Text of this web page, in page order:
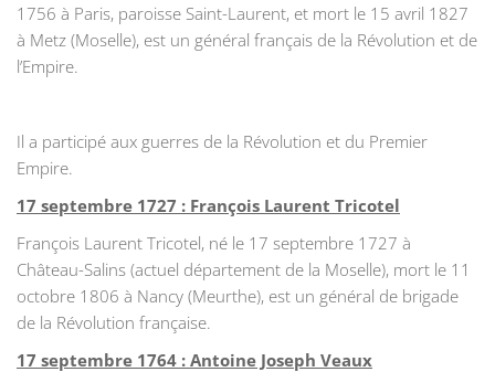
1756 à Paris, paroisse Saint-Laurent, et mort le 15 avril 1827
à Metz (Moselle), est un général français de la Révolution et de
l’Empire.
Il a participé aux guerres de la Révolution et du Premier
Empire.
17 septembre 1727 : François Laurent Tricotel
François Laurent Tricotel, né le 17 septembre 1727 à
Château-Salins (actuel département de la Moselle), mort le 11
octobre 1806 à Nancy (Meurthe), est un général de brigade
de la Révolution française.
17 septembre 1764 : Antoine Joseph Veaux